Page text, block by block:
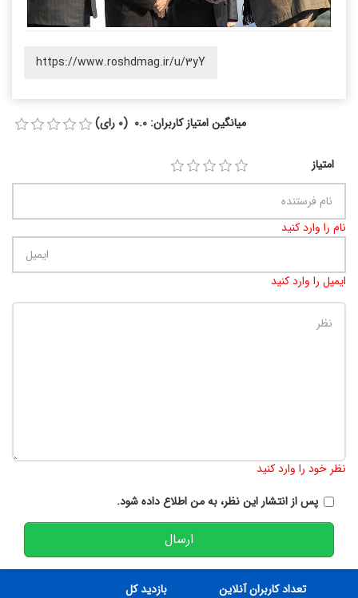
https://www.roshdmag.ir/u/3yY
میانگین امتیاز کاربران: 0.0 (0 رای)
امتیاز
نام را وارد کنید
ایمیل را وارد کنید
نظر خود را وارد کنید
پس از انتشار این نظر، به من اطلاع داده شود.
ارسال
تعداد کاربران آنلاین بازدید کل